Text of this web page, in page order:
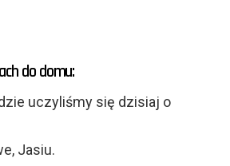
do domu:
uczyliśmy się dzisiaj o
Jasiu.